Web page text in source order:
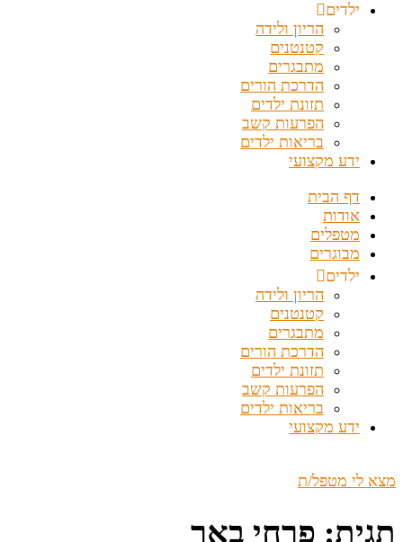
ילדים
הריון ולידה
קטנטנים
מתבגרים
הדרכת הורים
תזונת ילדים
הפרעות קשב
בריאות ילדים
ידע מקצועי
דף הבית
אודות
מטפלים
מבוגרים
ילדים
הריון ולידה
קטנטנים
מתבגרים
הדרכת הורים
תזונת ילדים
הפרעות קשב
בריאות ילדים
ידע מקצועי
מצא לי מטפל/ת
תגית: פרחי באך